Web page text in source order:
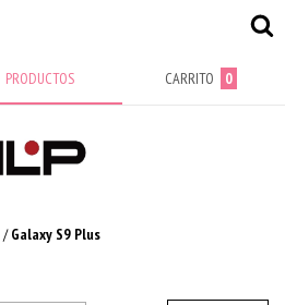
PRODUCTOS CARRITO 0
/ Galaxy S9 Plus